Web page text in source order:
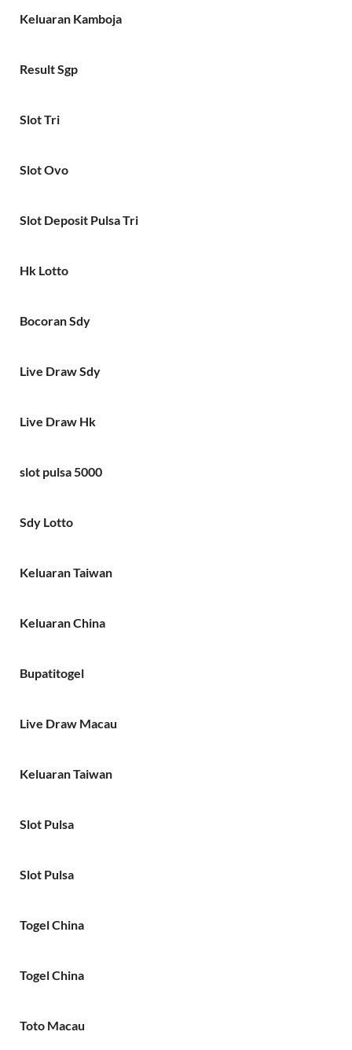
Keluaran Kamboja
Result Sgp
Slot Tri
Slot Ovo
Slot Deposit Pulsa Tri
Hk Lotto
Bocoran Sdy
Live Draw Sdy
Live Draw Hk
slot pulsa 5000
Sdy Lotto
Keluaran Taiwan
Keluaran China
Bupatitogel
Live Draw Macau
Keluaran Taiwan
Slot Pulsa
Slot Pulsa
Togel China
Togel China
Toto Macau